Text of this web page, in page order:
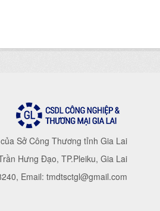
Sở Công Thương tỉnh Gia Lai
Hưng Đạo, TP.Pleiku, Gia Lai
Email: tmdtsctgl@gmail.com